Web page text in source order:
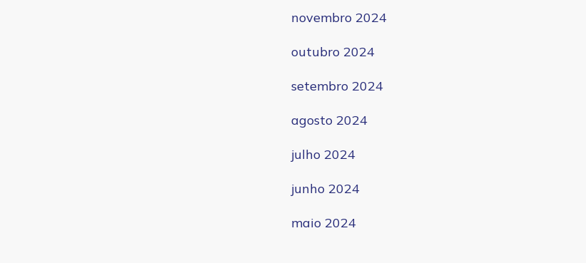
novembro 2024
outubro 2024
setembro 2024
agosto 2024
julho 2024
junho 2024
maio 2024